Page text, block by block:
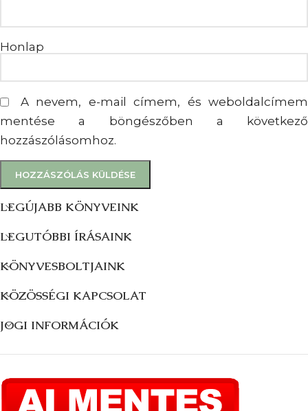
Honlap
A nevem, e-mail címem, és weboldalcímem
mentése a böngészőben a következő
hozzászólásomhoz.
LEGÚJABB KÖNYVEINK
LEGUTÓBBI ÍRÁSAINK
KÖNYVESBOLTJAINK
KÖZÖSSÉGI KAPCSOLAT
JOGI INFORMÁCIÓK